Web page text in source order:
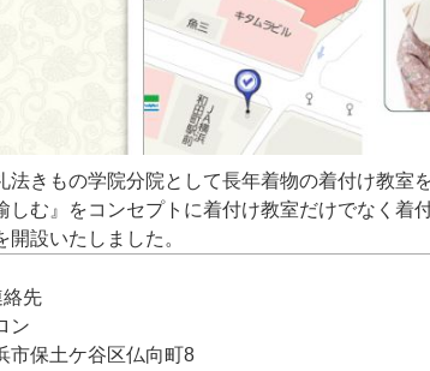
法きもの学院分院として長年着物の着付け教
しむ』をコンセプトに着付け教室だけでなく
開設いたしました。
絡先
ン
市保土ケ谷区仏向町8